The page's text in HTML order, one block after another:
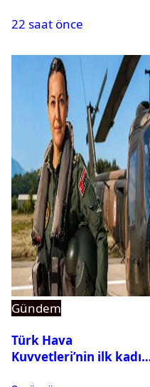
22 saat önce
Gündem
Türk Hava
Kuvvetleri’nin ilk kadın